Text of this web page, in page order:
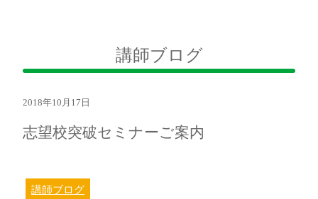
講師ブログ
2018年10月17日
志望校突破セミナーご案内
講師ブログ